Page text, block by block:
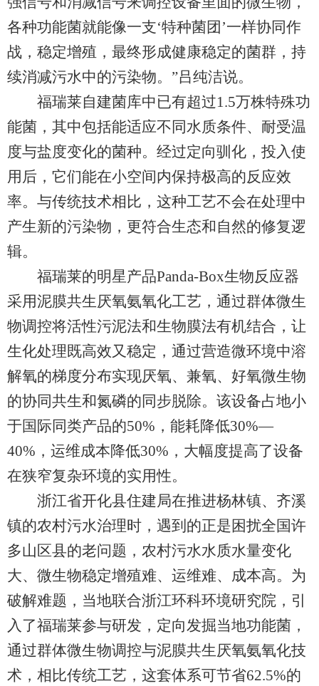
各种功能菌就能像一支‘特种菌团’一样协同作
战，稳定增殖，最终形成健康稳定的菌群，持
续消减污水中的污染物。”吕纯洁说。
福瑞莱自建菌库中已有超过1.5万株特殊功
能菌，其中包括能适应不同水质条件、耐受温
度与盐度变化的菌种。经过定向驯化，投入使
用后，它们能在小空间内保持极高的反应效
率。与传统技术相比，这种工艺不会在处理中
产生新的污染物，更符合生态和自然的修复逻
辑。
福瑞莱的明星产品Panda-Box生物反应器
采用泥膜共生厌氧氨氧化工艺，通过群体微生
物调控将活性污泥法和生物膜法有机结合，让
生化处理既高效又稳定，通过营造微环境中溶
解氧的梯度分布实现厌氧、兼氧、好氧微生物
的协同共生和氮磷的同步脱除。该设备占地小
于国际同类产品的50%，能耗降低30%—
40%，运维成本降低30%，大幅度提高了设备
在狭窄复杂环境的实用性。
浙江省开化县住建局在推进杨林镇、齐溪
镇的农村污水治理时，遇到的正是困扰全国许
多山区县的老问题，农村污水水质水量变化
大、微生物稳定增殖难、运维难、成本高。为
破解难题，当地联合浙江环科环境研究院，引
入了福瑞莱参与研发，定向发掘当地功能菌，
通过群体微生物调控与泥膜共生厌氧氨氧化技
术，相比传统工艺，这套体系可节省62.5%的